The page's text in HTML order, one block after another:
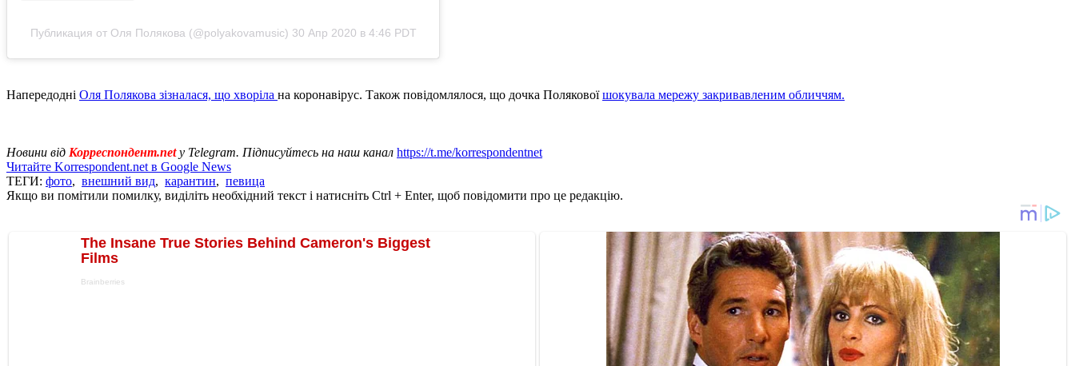
Публикация от Оля Полякова (@polyakovamusic) 30 Апр 2020 в 4:46 PDT
Напередодні Оля Полякова зізналася, що хворіла на коронавірус. Також повідомлялося, що дочка Поляковоїшокувала мережу закривавленим обличчям.
Новини від Корреспондент.net у Telegram. Підписуйтесь на наш канал https://t.me/korrespondentnet
Читайте Korrespondent.net в Google News
ТЕГИ: фото, внешний вид, карантин, певица
Якщо ви помітили помилку, виділіть необхідний текст і натисніть Ctrl + Enter, щоб повідомити про це редакцію.